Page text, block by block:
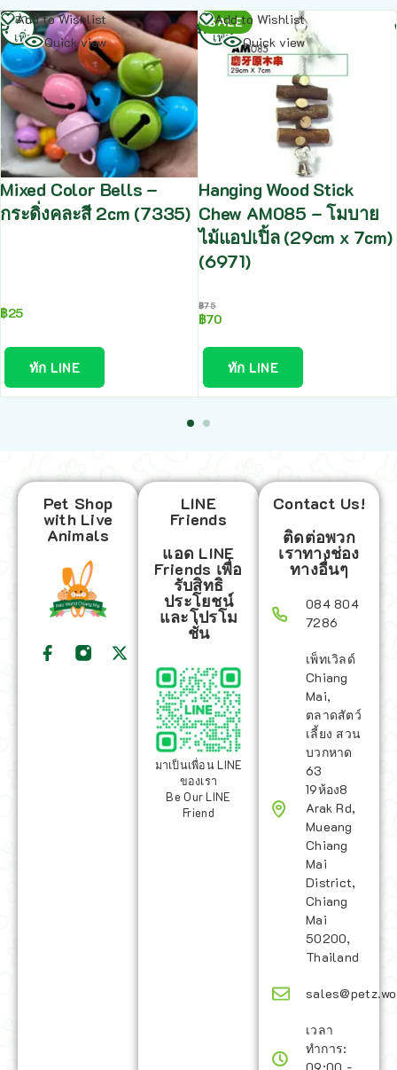
Add to Wishlist
Quick view
Mixed Color Bells –
กระดิ่งคละสี 2cm (7335)
฿25
ทัก LINE
อ่าน
เพิ่ม
SALE
Add to Wishlist
Quick view
Hanging Wood Stick
Chew AM085 – โมบาย
ไม้แอปเปิ้ล (29cm x 7cm)
(6971)
฿75
฿70
ทัก LINE
อ่าน
เพิ่ม
Pet Shop
with Live
Animals
LINE
Friends
แอด LINE
Friends เพื่อ
รับสิทธิ
ประโยชน์
และโปรโม
ชั่น
มาเป็นเพื่อน LINE
ของเรา
Be Our LINE
Friend
Contact Us!
ติดต่อพวก
เราทางช่อง
ทางอื่นๆ
084 804
7286
เพ็ทเวิลด์
Chiang
Mai,
ตลาดสัตว์
เลี้ยง สวน
บวกหาด
63
19ห้อง8
Arak Rd,
Mueang
Chiang
Mai
District,
Chiang
Mai
50200,
Thailand
เวลา
ทำการ: